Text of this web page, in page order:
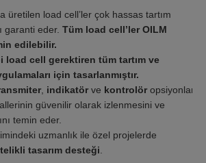
üretilen load cell’ler çok hassas tartım
garanti eder. Tüm load cell’ler OILM
edilebilir.
load cell gerektiren tüm tartım ve
için tasarlanmıştır.
indikatör ve kontrolör opsiyonları
güvenilir olarak izlenmesini ve
temin eder.
uzmanlık ile özel projelerde
tasarım desteği